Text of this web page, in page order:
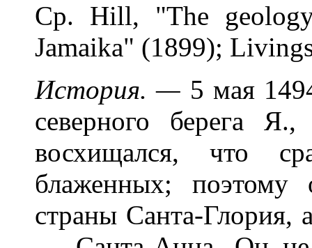
Ср. Нill, "The
Jamaika" (1899);
История. — 5 мая
северного берега
восхищался, что
блаженных; поэтому
страны Санта-Глория,